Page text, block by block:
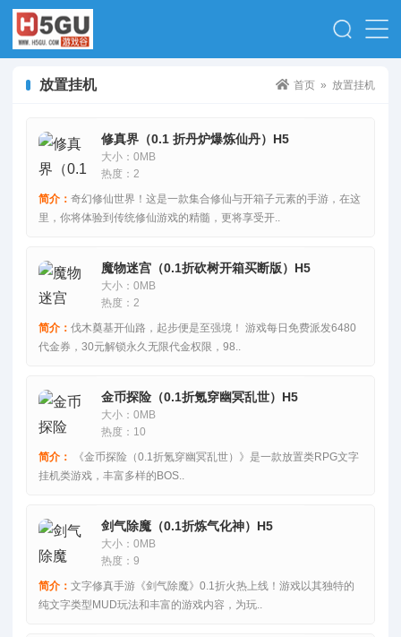
放置挂机 首页 » 放置挂机
修真界（0.1 折丹炉爆炼仙丹）H5
大小：0MB
热度：2
简介： 奇幻修仙世界！这是一款集合修仙与开箱子元素的手游，在这
里，你将体验到传统修仙游戏的精髓，更将享受开..
魔物迷宫（0.1折砍树开箱买断版）H5
大小：0MB
热度：2
简介： 伐木奠基开仙路，起步便是至强境！ 游戏每日免费派发6480
代金券，30元解锁永久无限代金权限，98..
金币探险（0.1折氪穿幽冥乱世）H5
大小：0MB
热度：10
简介：
《金币探险（0.1折氪穿幽冥乱世）》是一款放置类RPG文字
挂机类游戏，丰富多样的BOS..
剑气除魔（0.1折炼气化神）H5
大小：0MB
热度：9
简介： 文字修真手游《剑气除魔》0.1折火热上线！游戏以其独特的
纯文字类型MUD玩法和丰富的游戏内容，为玩..